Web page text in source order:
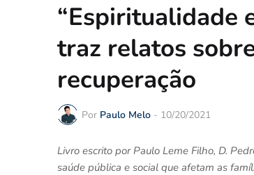
“Espiritualidade
traz relatos
recuperação
Por Paulo Melo - 10/20/2021
Livro escrito por Paulo Leme Filho, D.
saúde pública e social que afetam as